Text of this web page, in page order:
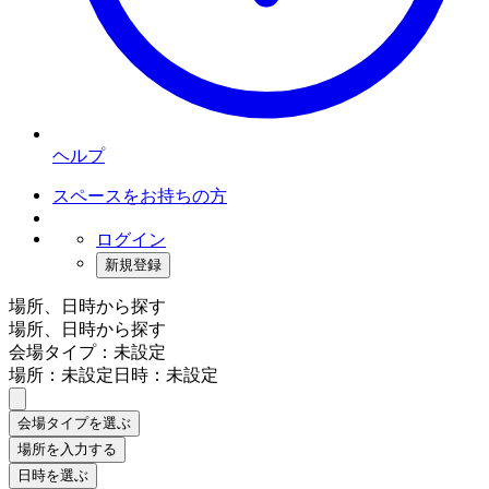
ヘルプ
スペースをお持ちの方
ログイン
新規登録
場所、日時から探す
場所、日時から探す
会場タイプ：未設定
場所：未設定日時：未設定
会場タイプを選ぶ
場所を入力する
日時を選ぶ